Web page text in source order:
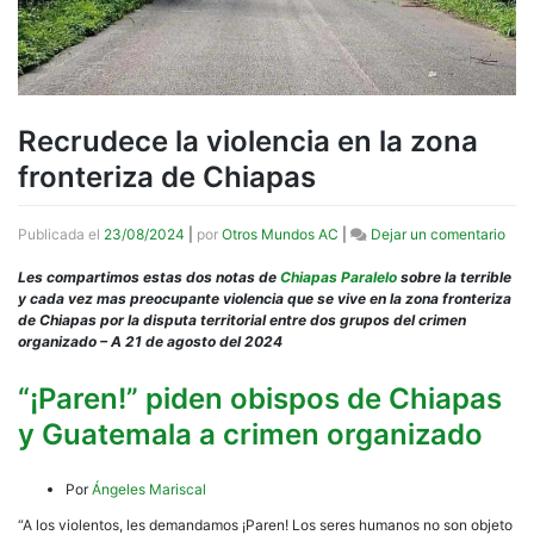
Recrudece la violencia en la zona
fronteriza de Chiapas
Publicada el 23/08/2024 por Otros Mundos AC Dejar un comentarioen
la
Les compartimos estas dos notas de Chiapas Paralelo sobre la terrible
y cada vez mas preocupante violencia que se vive en la zona fronteriza
de Chiapas por la disputa territorial entre dos grupos del crimen
organizado – A 21 de agosto del 2024
“¡Paren!” piden obispos de Chiapas
y Guatemala a crimen organizado
PorÁngeles Mariscal
“A los violentos, les demandamos ¡Paren! Los seres humanos no son objeto